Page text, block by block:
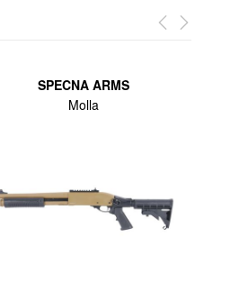
SPECNA ARMS
Molla